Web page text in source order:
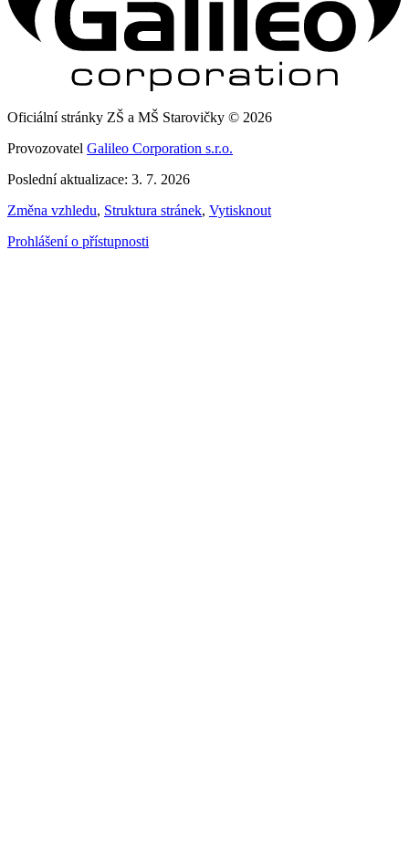
Oficiální stránky ZŠ a MŠ Starovičky © 2026
Provozovatel Galileo Corporation s.r.o.
Poslední aktualizace: 3. 7. 2026
Změna vzhledu, Struktura stránek, Vytisknout
Prohlášení o přístupnosti